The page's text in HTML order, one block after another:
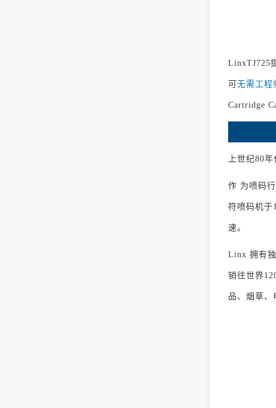
LinxTJ725
可 无需工程
Cartridge
上世纪80
作 为喷码
符喷码机于
速。
Linx 拥有
销往世界
品、烟草、